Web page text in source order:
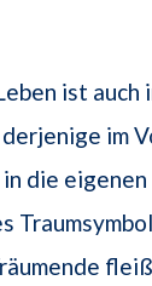
ist auch
im
die